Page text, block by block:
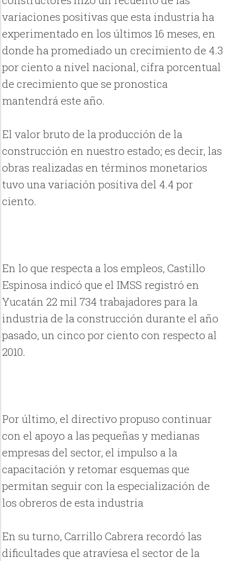
variaciones positivas que esta industria ha
experimentado en los últimos 16 meses, en
donde ha promediado un crecimiento de 4.3
por ciento a nivel nacional, cifra porcentual
de crecimiento que se pronostica
mantendrá este año.
El valor bruto de la producción de la
construcción en nuestro estado; es decir, las
obras realizadas en términos monetarios
tuvo una variación positiva del 4.4 por
ciento.
En lo que respecta a los empleos, Castillo
Espinosa indicó que el IMSS registró en
Yucatán 22 mil 734 trabajadores para la
industria de la construcción durante el año
pasado, un cinco por ciento con respecto al
2010.
Por último, el directivo propuso continuar
con el apoyo a las pequeñas y medianas
empresas del sector, el impulso a la
capacitación y retomar esquemas que
permitan seguir con la especialización de
los obreros de esta industria
En su turno, Carrillo Cabrera recordó las
dificultades que atraviesa el sector de la